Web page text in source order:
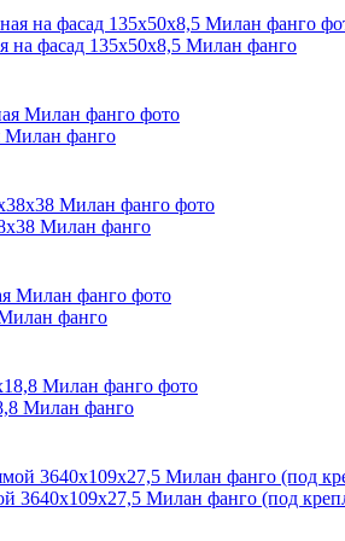
на фасад 135х50х8,5 Милан фанго
Милан фанго
Милан фанго
фанго
Милан фанго
3640х109х27,5 Милан фанго (под